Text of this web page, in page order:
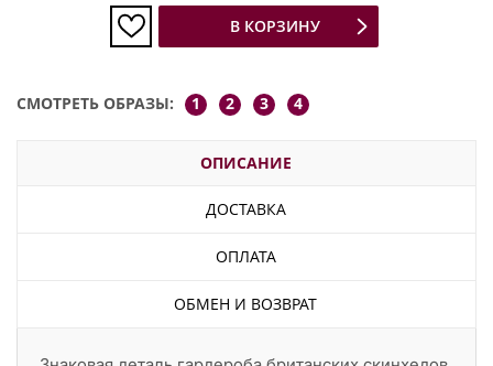
В КОРЗИНУ
СМОТРЕТЬ ОБРАЗЫ: 1 2 3 4
ОПИСАНИЕ
ДОСТАВКА
ОПЛАТА
ОБМЕН И ВОЗВРАТ